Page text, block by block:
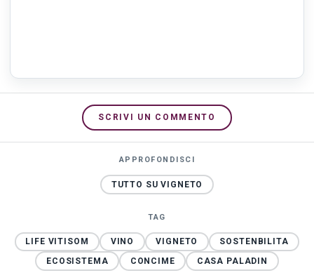
SCRIVI UN COMMENTO
APPROFONDISCI
TUTTO SU VIGNETO
TAG
LIFE VITISOM VINO VIGNETO
SOSTENBILITA
ECOSISTEMA
CONCIME CASA PALADIN